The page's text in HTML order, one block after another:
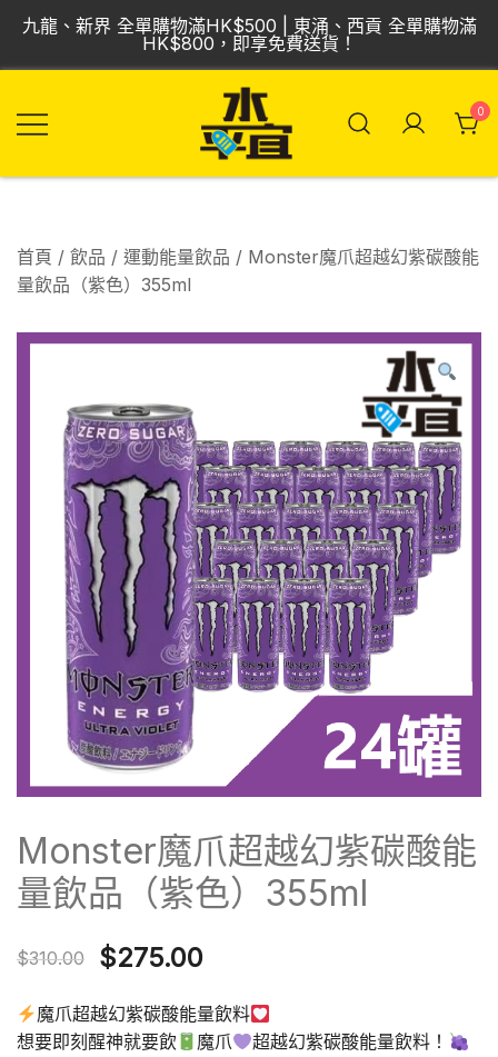
Skip
content
九龍、新界 全單購物滿HK$500 | 東涌、西貢 全單購物滿
HK$800，即享免費送貨！
酒、食品
0
首頁 / 飲品 / 運動能量飲品 / Monster魔爪超越幻紫碳酸能
量飲品（紫色）355ml
Monster魔爪超越幻紫碳酸能
量飲品（紫色）355ml
$310.00
Original
price
was:
$275.00
price
is:
魔爪超越幻紫碳酸能量飲料
想要即刻醒神就要飲
魔爪
超越幻紫碳酸能量飲料！